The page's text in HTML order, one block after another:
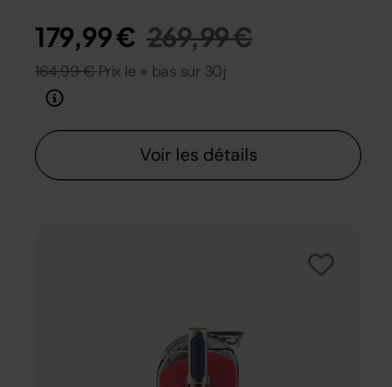
179,99 € Prix réduit de
269,99 €au
164,99 €Prix le + bas sur 30j
Voir les détails